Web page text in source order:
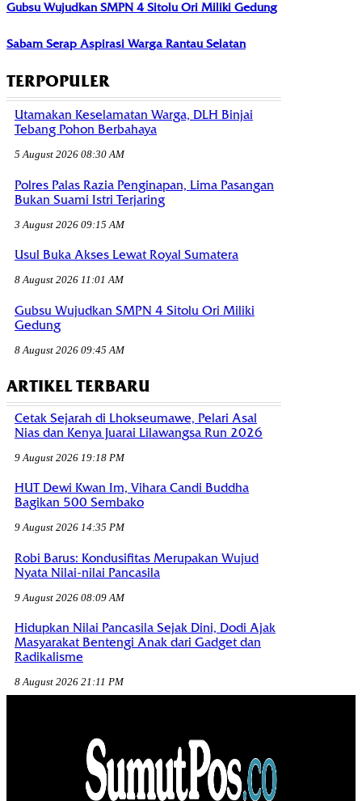
Gubsu Wujudkan SMPN 4 Sitolu Ori Miliki Gedung
Sabam Serap Aspirasi Warga Rantau Selatan
TERPOPULER
Utamakan Keselamatan Warga, DLH Binjai
Tebang Pohon Berbahaya
5 August 2026 08:30 AM
Polres Palas Razia Penginapan, Lima Pasangan
Bukan Suami Istri Terjaring
3 August 2026 09:15 AM
Usul Buka Akses Lewat Royal Sumatera
8 August 2026 11:01 AM
Gubsu Wujudkan SMPN 4 Sitolu Ori Miliki
Gedung
8 August 2026 09:45 AM
ARTIKEL TERBARU
Cetak Sejarah di Lhokseumawe, Pelari Asal
Nias dan Kenya Juarai Lilawangsa Run 2026
9 August 2026 19:18 PM
HUT Dewi Kwan Im, Vihara Candi Buddha
Bagikan 500 Sembako
9 August 2026 14:35 PM
Robi Barus: Kondusifitas Merupakan Wujud
Nyata Nilai-nilai Pancasila
9 August 2026 08:09 AM
Hidupkan Nilai Pancasila Sejak Dini, Dodi Ajak
Masyarakat Bentengi Anak dari Gadget dan
Radikalisme
8 August 2026 21:11 PM